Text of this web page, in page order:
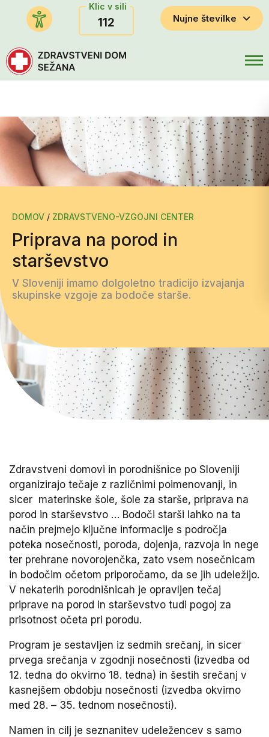
Klic v sili
112 Nujne številke
DOMOV / ZDRAVSTVENO-VZGOJNI CENTER
Priprava na porod in
starševstvo
V Sloveniji imamo dolgoletno tradicijo izvajanja
skupinske vzgoje za bodoče starše.
Zdravstveni domovi in porodnišnice po Sloveniji
organizirajo tečaje z različnimi poimenovanji, in
sicer materinske šole, šole za starše, priprava na
porod in starševstvo … Bodoči starši lahko na ta
način prejmejo ključne informacije s področja
poteka nosečnosti, poroda, dojenja, razvoja in nege
ter prehrane novorojenčka, zato vsem nosečnicam
in bodočim očetom priporočamo, da se jih udeležijo.
V nekaterih porodnišnicah je opravljen tečaj
priprave na porod in starševstvo tudi pogoj za
prisotnost očeta pri porodu.
Program je sestavljen iz sedmih srečanj, in sicer
prvega srečanja v zgodnji nosečnosti (izvedba od
12. tedna do okvirno 18. tedna) in šestih srečanj v
kasnejšem obdobju nosečnosti (izvedba okvirno
med 28. – 35. tednom nosečnosti).
Namen in cilj je seznanitev udeležencev s samo